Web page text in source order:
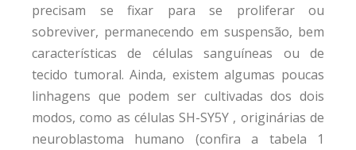
precisam se fixar para se proliferar ou
sobreviver, permanecendo em suspensão, bem
características de células sanguíneas ou de
tecido tumoral. Ainda, existem algumas poucas
linhagens que podem ser cultivadas dos dois
modos, como as células SH-SY5Y , originárias de
neuroblastoma humano (confira a tabela 1